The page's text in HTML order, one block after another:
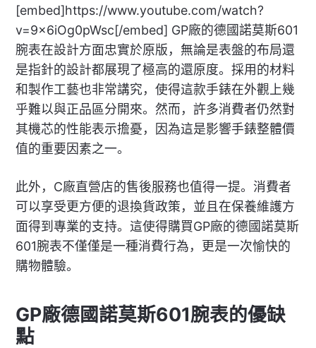
[embed]https://www.youtube.com/watch?
v=9x6iOg0pWsc[/embed] GP廠的德國諾莫斯601
腕表在設計方面忠實於原版，無論是表盤的布局還
是指針的設計都展現了極高的還原度。採用的材料
和製作工藝也非常講究，使得這款手錶在外觀上幾
乎難以與正品區分開來。然而，許多消費者仍然對
其機芯的性能表示擔憂，因為這是影響手錶整體價
值的重要因素之一。
此外，C廠直營店的售後服務也值得一提。消費者
可以享受更方便的退換貨政策，並且在保養維護方
面得到專業的支持。這使得購買GP廠的德國諾莫斯
601腕表不僅僅是一種消費行為，更是一次愉快的
購物體驗。
GP廠德國諾莫斯601腕表的優缺
點